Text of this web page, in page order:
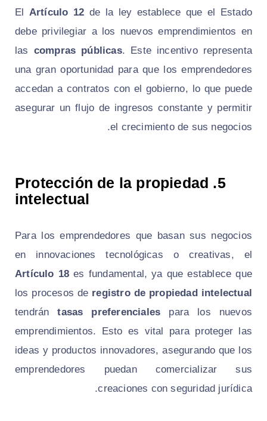
El Artículo 12 de la ley establece que el Estado
debe privilegiar a los nuevos emprendimientos en
las compras públicas. Este incentivo representa
una gran oportunidad para que los emprendedores
accedan a contratos con el gobierno, lo que puede
asegurar un flujo de ingresos constante y permitir
el crecimiento de sus negocios.
5.
Protección de la propiedad
intelectual
Para los emprendedores que basan sus negocios
en innovaciones tecnológicas o creativas, el
Artículo 18 es fundamental, ya que establece que
los procesos de registro de propiedad intelectual
tendrántasas preferenciales para los nuevos
emprendimientos. Esto es vital para proteger las
ideas y productos innovadores, asegurando que los
emprendedores puedan comercializar sus
creaciones con seguridad jurídica.